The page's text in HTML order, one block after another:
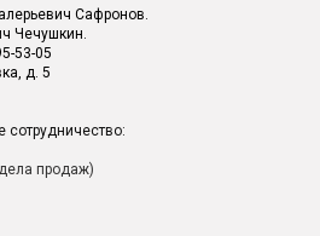
Сафронов.
Чечушкин.
53-05
д. 5
сотрудничество:
продаж)